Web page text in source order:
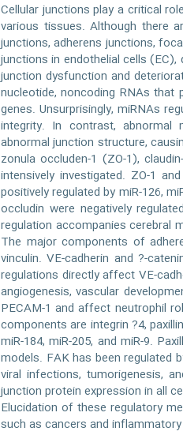
Cellular junctions play a critical
various tissues. Although there
junctions, adherens junctions,
junctions in endothelial cells
junction dysfunction and
nucleotide, noncoding RNAs
genes. Unsurprisingly, miRNAs
integrity. In contrast, abnormal
abnormal junction structure,
zonula occluden-1 (ZO-1),
intensively investigated. ZO-1
positively regulated by miR-126,
occludin were negatively
regulation accompanies cerebral
The major components of
vinculin. VE-cadherin and ?-
regulations directly affect VE-
angiogenesis, vascular
PECAM-1 and affect neutrophil
components are integrin ?4,
miR-184, miR-205, and miR-9.
models. FAK has been regulated
viral infections, tumorigenesis,
junction protein expression in all
Elucidation of these regulatory
such as cancers and